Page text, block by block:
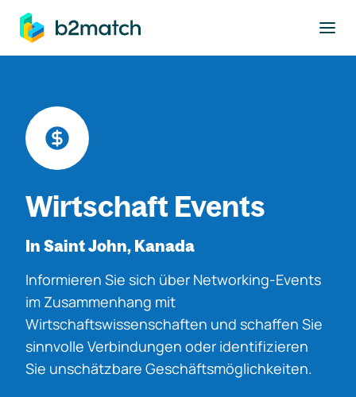
springen
Wirtschaft Events
In Saint John, Kanada
Informieren Sie sich über Networking-Events
im Zusammenhang mit
Wirtschaftswissenschaften und schaffen Sie
sinnvolle Verbindungen oder identifizieren
Sie unschätzbare Geschäftsmöglichkeiten.